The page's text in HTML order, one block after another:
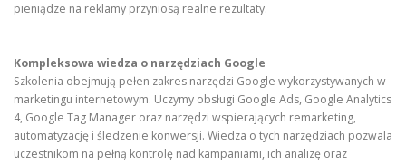
pieniądze na reklamy przyniosą realne rezultaty.
Kompleksowa wiedza o narzędziach Google
Szkolenia obejmują pełen zakres narzędzi Google wykorzystywanych w
marketingu internetowym. Uczymy obsługi Google Ads, Google Analytics
4, Google Tag Manager oraz narzędzi wspierających remarketing,
automatyzację i śledzenie konwersji. Wiedza o tych narzędziach pozwala
uczestnikom na pełną kontrolę nad kampaniami, ich analizę oraz